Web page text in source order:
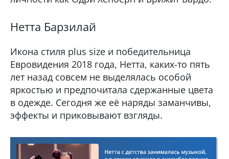
Нетта Барзилай
Икона стиля plus size и победительница
Евровидения 2018 года, Нетта, каких-то пять
лет назад совсем не выделялась особой
яркостью и предпочитала сдержанные цвета
в одежде. Сегодня же её наряды заманчивы,
эффекты и приковывают взгляды.